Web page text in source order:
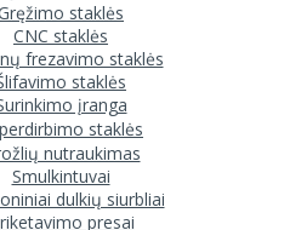
staklės
CNC staklės
frezavimo staklės
staklės
įranga
staklės
nutraukimas
Smulkintuvai
dulkių siurbliai
presai